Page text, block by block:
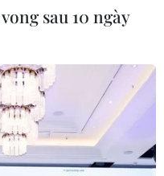
nghệ: Đưa mạng
nguồn lực
sau 10 ngày